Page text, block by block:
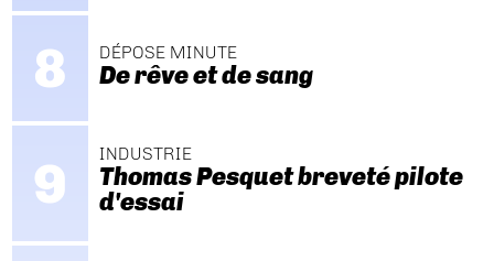
DÉPOSE MINUTE
De rêve et de sang
INDUSTRIE
Thomas Pesquet breveté pilote
d'essai